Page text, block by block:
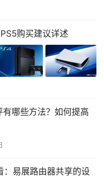
购买建议详述
有哪些方法？如何提高
易展路由器共享的设